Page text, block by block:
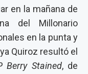
en la mañana de
del Millonario
en la punta y
Quiroz resultó el
Berry Stained, de